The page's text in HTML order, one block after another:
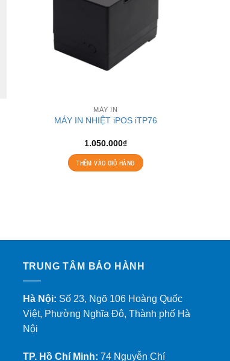
MÁY IN
MÁY IN NHIỆT iPOS iTP76
1.050.000₫
THÊM VÀO GIỎ HÀNG
TRUNG TÂM BẢO HÀNH
Hà Nội: Số 23, Ngõ 106 Hoàng Quốc
Việt, Phường Nghĩa Đô, Thành phố Hà
Nội
TP. Hồ Chí Minh: 74 Nguyễn Chí